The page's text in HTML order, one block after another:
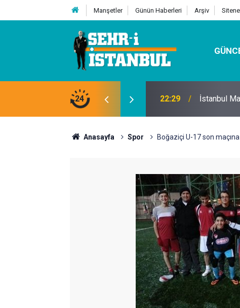
Manşetler Günün Haberleri Arşiv
24 07:32 Kutu
Anasayfa Spor Boğaziçi U-17 son maçına